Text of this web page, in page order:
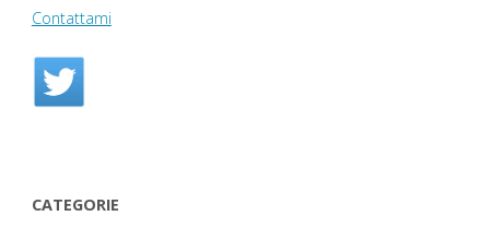
Contattami
CATEGORIE